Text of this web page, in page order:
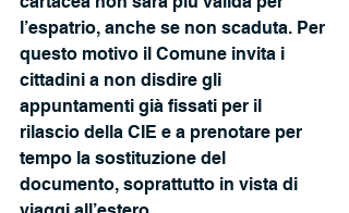
l’espatrio, anche se non scaduta. Per
questo motivo il Comune invita i
cittadini a non disdire gli
appuntamenti già fissati per il
rilascio della CIE e a prenotare per
tempo la sostituzione del
documento, soprattutto in vista di